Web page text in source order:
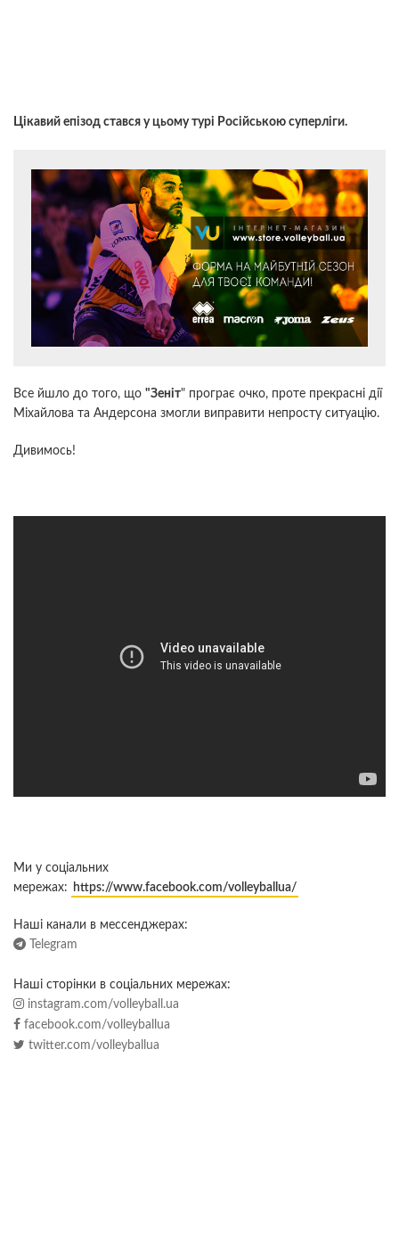
Цікавий епізод стався у цьому турі Російською суперліги.
Все йшло до того, що "Зеніт" програє очко, проте прекрасні дії
Міхайлова та Андерсона змогли виправити непросту ситуацію.
Дивимось!
Ми у соціальних
мережах:
https://www.facebook.com/volleyballua/
Наші канали в мессенджерах:
Telegram
Наші сторінки в соціальних мережах:
instagram.com/volleyball.ua
facebook.com/volleyballua
twitter.com/volleyballua